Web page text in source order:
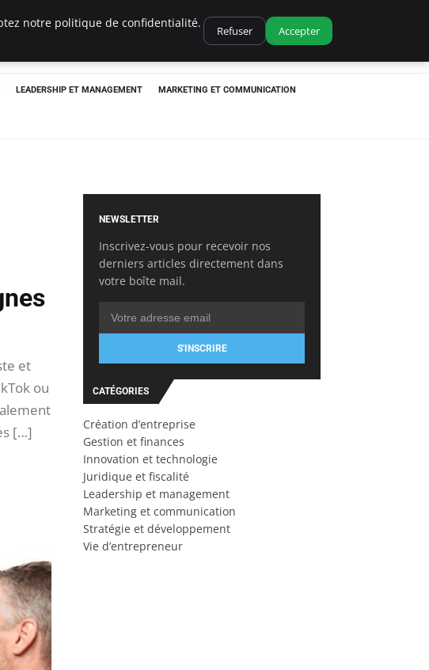
LEADERSHIP ET MANAGEMENT MARKETING ET COMMUNICATION
et
ou
[…]
NEWSLETTER
Inscrivez-vous pour recevoir nos
derniers articles directement dans
votre boîte mail.
S'INSCRIRE
CATÉGORIES
Création d’entreprise
Gestion et finances
Innovation et technologie
Juridique et fiscalité
Leadership et management
Marketing et communication
Stratégie et développement
Vie d’entrepreneur
notre politique de confidentialité.
Refuser Accepter